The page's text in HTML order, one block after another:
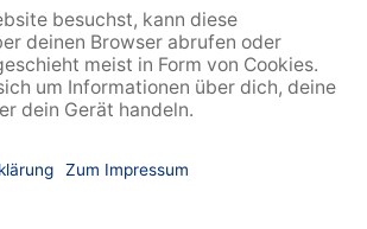
English
Cookie-Einstellungen